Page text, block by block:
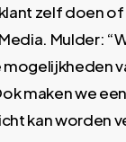
zelf doen
Mulder:
mogelijkheden
maken we
kan worden